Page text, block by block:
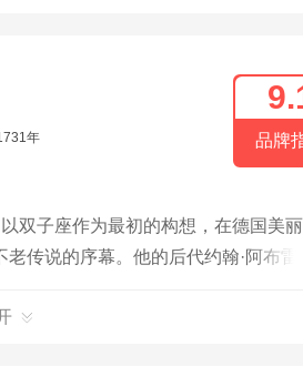
年 品牌
双子座作为最初的构想，在德国美
传说的序幕。他的后代约翰·阿布雷
生活情趣。